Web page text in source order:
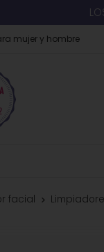
mujer y hombre
facial